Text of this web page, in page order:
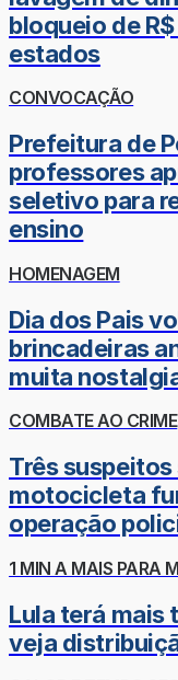
bloqueio de
estados
CONVOCAÇÃO
Prefeitura de
professores
seletivo para
ensino
HOMENAGEM
Dia dos Pais
brincadeiras
muita
COMBATE AO CRIME
Três
motocicleta
operação
1 MIN A MAIS PARA
Lula terá mais
veja